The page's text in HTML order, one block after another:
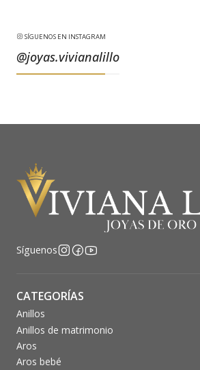
SÍGUENOS EN INSTAGRAM
@joyas.vivianalillo
Síguenos
CATEGORÍAS
Anillos
Anillos de matrimonio
Aros
Aros bebé